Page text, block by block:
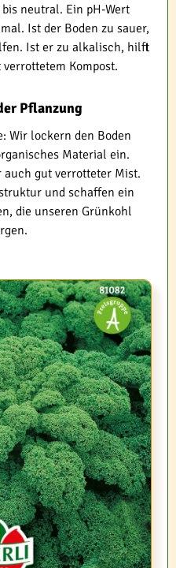
neutral. Ein pH-Wert
Ist der Boden zu sauer,
Ist er zu alkalisch, hilft
Kompost.
Pflanzung
Wir lockern den Boden
Material ein.
auch gut verrotteter Mist.
und schaffen ein
die unseren Grünkohl